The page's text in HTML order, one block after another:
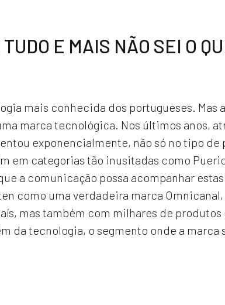
E MAIS NÃO SEI O
mais conhecida dos portugueses. Mas
marca tecnológica. Nos últimos anos,
exponencialmente, não só no tipo de
em categorias tão inusitadas como
a comunicação possa acompanhar
como uma verdadeira marca Omnicanal,
mas também com milhares de
da tecnologia, o segmento onde a marca